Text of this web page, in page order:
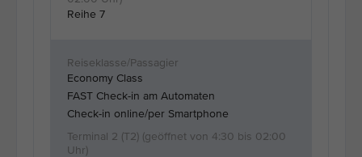
Reihe 7
Economy Class
FAST Check-in am Automaten
Check-in online/per Smartphone